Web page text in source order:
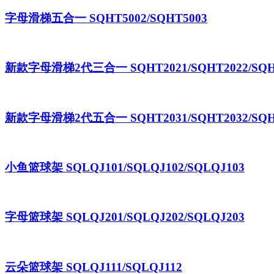
字母滑梯五合一 SQHT5002/SQHT5003
新款字母滑梯2代三合一 SQHT2021/SQHT2022/
新款字母滑梯2代五合一 SQHT2031/SQHT2032/
小鱼篮球架 SQLQJ101/SQLQJ102/SQLQJ103
字母篮球架 SQLQJ201/SQLQJ202/SQLQJ203
云朵篮球架 SQLQJ111/SQLQJ112